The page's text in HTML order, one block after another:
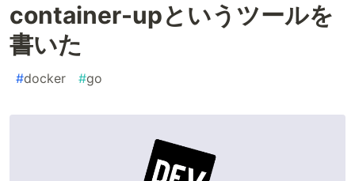
container-upというツールを
書いた
#docker #go